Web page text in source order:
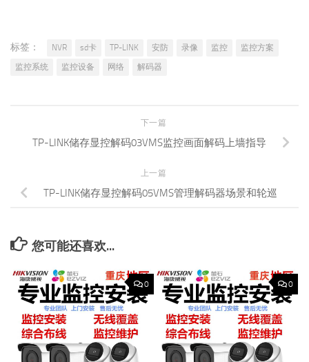
标签： NVR sd卡 TP-LINK 安防 录像 监控
监控方案
监控系统
监控设备 网络 解码器
下一篇
TP-LINK储存显控解码03VMS监控画面解码上墙指导
上一篇
TP-LINK储存显控解码05VMS管理解码器场景和轮巡
您可能还喜欢...
0 0